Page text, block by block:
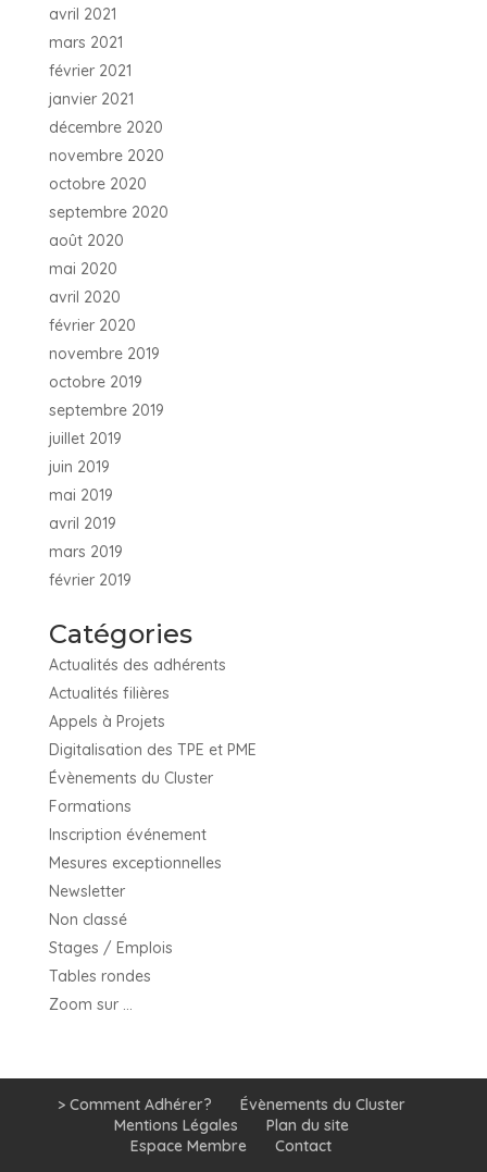
avril 2021
mars 2021
février 2021
janvier 2021
décembre 2020
novembre 2020
octobre 2020
septembre 2020
août 2020
mai 2020
avril 2020
février 2020
novembre 2019
octobre 2019
septembre 2019
juillet 2019
juin 2019
mai 2019
avril 2019
mars 2019
février 2019
Catégories
Actualités des adhérents
Actualités filières
Appels à Projets
Digitalisation des TPE et PME
Évènements du Cluster
Formations
Inscription événement
Mesures exceptionnelles
Newsletter
Non classé
Stages / Emplois
Tables rondes
Zoom sur …
> Comment Adhérer?
Évènements du Cluster
Mentions Légales
Plan du site
Espace Membre
Contact